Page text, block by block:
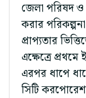
জেলা পরিষদ ও
করার
প্রাপ্যতার
এক্ষেত্রে
এরপর ধাপে
সিটি